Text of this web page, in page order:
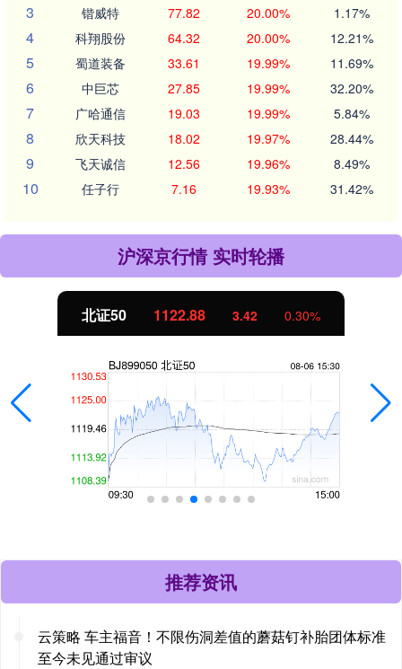
3 锴威特 77.82 20.00% 1.17%
4 科翔股份 64.32 20.00% 12.21%
5 蜀道装备 33.61 19.99% 11.69%
6 中巨芯 27.85 19.99% 32.20%
7 广哈通信 19.03 19.99% 5.84%
8 欣天科技 18.02 19.97% 28.44%
9 飞天诚信 12.56 19.96% 8.49%
10 任子行 7.16 19.93% 31.42%
沪深京行情 实时轮播
北证50 1122.88 3.42 0.30%
推荐资讯
云策略 车主福音！不限伤洞差值的蘑菇钉补胎团体标准
至今未见通过审议